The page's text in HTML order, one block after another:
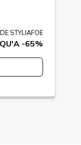
DE STYLIAFOE
-65%